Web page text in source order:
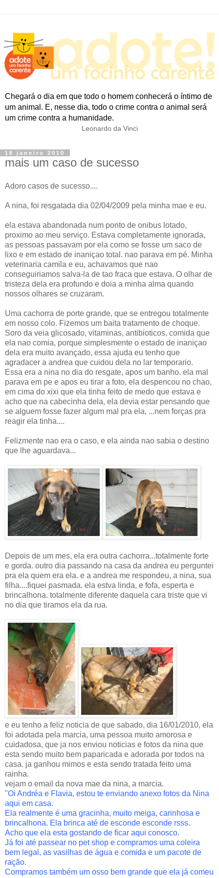
Chegará o dia em que todo o homem conhecerá o íntimo de
um animal. E, nesse dia, todo o crime contra o animal será
um crime contra a humanidade.
Leonardo da Vinci
18 janeiro 2010
mais um caso de sucesso
Adoro casos de sucesso....
A nina, foi resgatada dia 02/04/2009 pela minha mae e eu.
ela estava abandonada num ponto de onibus lotado,
proximo ao meu serviço. Estava completamente ignorada,
as pessoas passavam por ela como se fosse um saco de
lixo e em estado de inaniçao total. nao parava em pé. Minha
veterinaria camila e eu, achavamos que nao
conseguiriamos salva-la de tao fraca que estava. O olhar de
tristeza dela era profundo e doia a minha alma quando
nossos olhares se cruzaram.
Uma cachorra de porte grande, que se entregou totalmente
em nosso colo. Fizemos um baita tratamento de choque.
Soro da veia glicosado, vitaminas, antibioticos, comida que
ela nao comia, porque simplesmente o estado de inaniçao
dela era muito avançado, essa ajuda eu tenho que
agradacer a andrea que cuidou dela no lar temporario.
Essa era a nina no dia do resgate, apos um banho. ela mal
parava em pe e apos eu tirar a foto, ela despencou no chao,
em cima do xixi que ela tinha feito de medo que estava e
acho que na cabecinha dela, ela devia estar pensando que
se alguem fosse fazer algum mal pra ela, ...nem forças pra
reagir ela tinha....
Felizmente nao era o caso, e ela ainda nao sabia o destino
que lhe aguardava...
Depois de um mes, ela era outra cachorra...totalmente forte
e gorda. outro dia passando na casa da andrea eu perguntei
pra ela quem era ela. e a andrea me respondeu, a nina, sua
filha....fiquei pasmada. ela estva linda, e fofa, esperta e
brincalhona. totalmente diferente daquela cara triste que vi
no dia que tiramos ela da rua.
e eu tenho a feliz noticia de que sabado, dia 16/01/2010, ela
foi adotada pela marcia, uma pessoa muito amorosa e
cuidadosa, que ja nos enviou noticias e fotos da nina que
esta sendo muito bem paparicada e adorada por todos na
casa. ja ganhou mimos e esta sendo tratada feito uma
rainha.
vejam o email da nova mae da nina, a marcia.
"Oi Andréa e Flavia, estou te enviando anexo fotos da Nina
aqui em casa.
Ela realmente é uma gracinha, muito meiga, carinhosa e
brincalhona. Ela brinca até de esconde esconde rsss.
Acho que ela esta gostando de ficar aqui conosco.
Já foi até passear no pet shop e compramos uma coleira
bem legal, as vasilhas de água e comida e um pacote de
ração.
Compramos também um osso bem grande que ela já comeu